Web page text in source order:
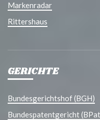
Markenradar
Rittershaus
GERICHTE
Bundesgerichtshof (BGH)
Bundespatentgericht